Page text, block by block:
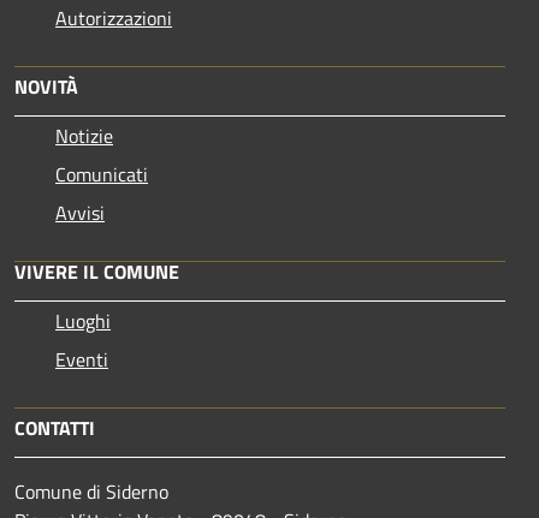
Autorizzazioni
NOVITÀ
Notizie
Comunicati
Avvisi
VIVERE IL COMUNE
Luoghi
Eventi
CONTATTI
Comune di Siderno